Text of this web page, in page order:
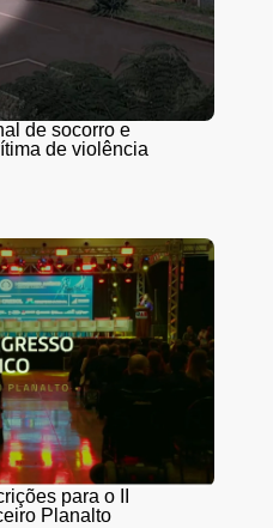
de socorro e
de violência
para o II
Planalto